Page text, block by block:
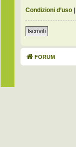
Condizioni d’uso |
Iscriviti
FORUM